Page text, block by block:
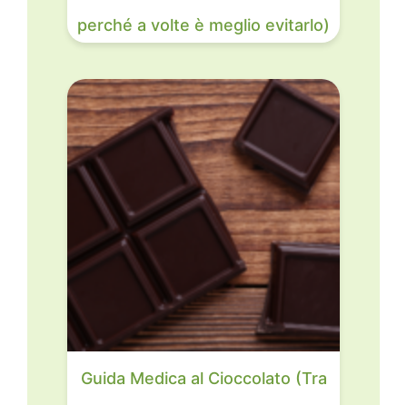
perché a volte è meglio evitarlo)
Guida Medica al Cioccolato (Tra